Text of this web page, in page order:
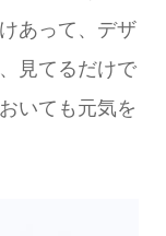
あって、デザ
見てるだけで
いても元気を